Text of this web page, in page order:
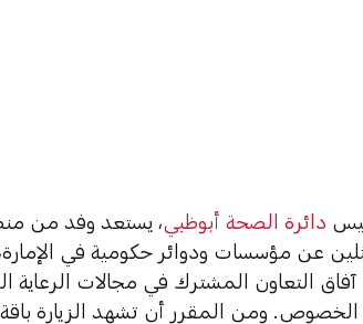
دائرة الصحة أبوظبي، يستعد وفد من
عن مؤسسات ودوائر حكومية في الإمارة،
آفاق التعاون المشترك في مجالات الرعاية
الخصوص. ومن المقرر أن تشهد الزيارة